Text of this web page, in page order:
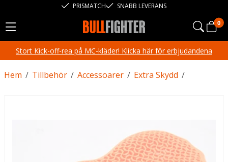
PRISMATCH SNABB LEVERANS
0
Stort Kick-off-rea på MC-kläder! Klicka här för erbjudandena
/
Hem /
Tillbehör /
Accessoarer /
Extra Skydd